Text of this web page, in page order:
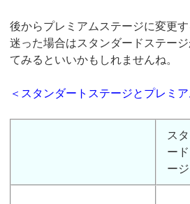
後からプレミアムステージに変更す
迷った場合はスタンダードステー
てみるといいかもしれませんね。
＜スタンダートステージとプレミ
ス
ー
ージ